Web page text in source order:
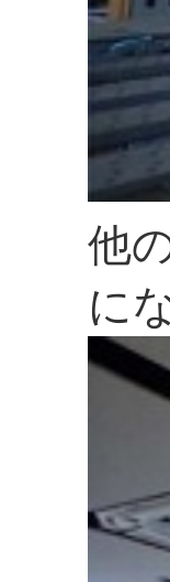
他
に